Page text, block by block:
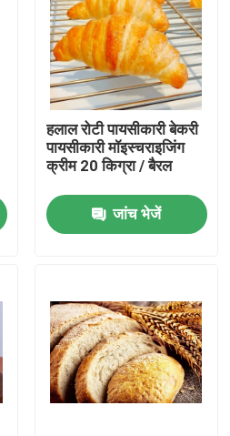
हलाल रोटी पायसीकारी बेकरी
पायसीकारी मॉइस्चराइजिंग
क्रीम 20 किग्रा / बैरल
जांच भेजें